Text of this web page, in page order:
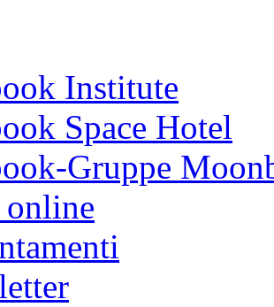
Institute
Space Hotel
Gruppe
online